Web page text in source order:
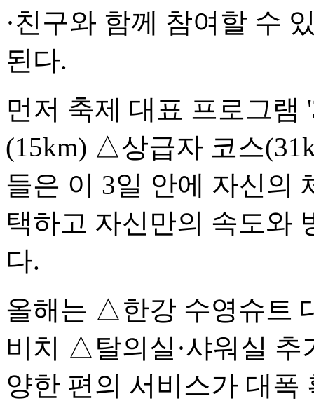
·친구와 함께 참여할 수
된다.
먼저 축제 대표 프로그
(15km) △상급자 코스
들은 이 3일 안에 자신의
택하고 자신만의 속도와
다.
올해는 △한강 수영슈트
비치 △탈의실·샤워실 추
양한 편의 서비스가 대폭